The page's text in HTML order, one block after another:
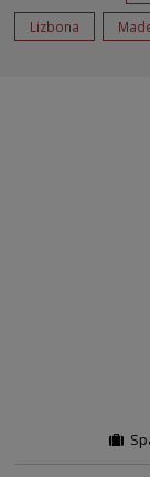
Lizbona